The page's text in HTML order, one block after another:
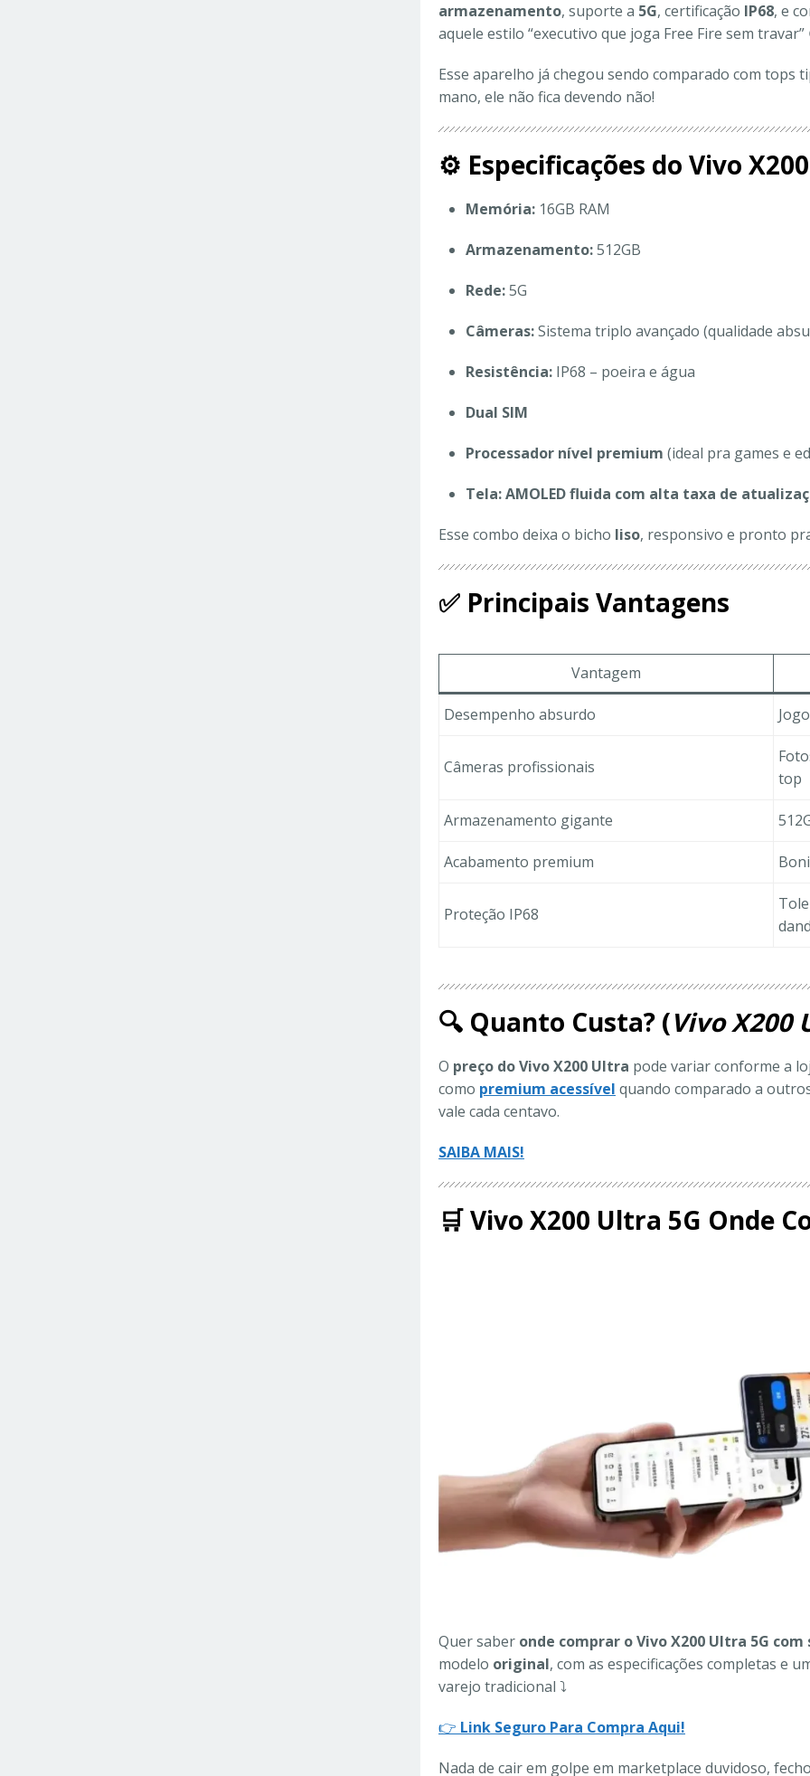
armazenamento, suporte a 5G, certificação IP68, e
aquele estilo “executivo que joga Free Fire sem travar”
Esse aparelho já chegou sendo comparado com tops
mano, ele não fica devendo não!
⚙️ Especificações do Vivo
Memória: 16GB RAM
Armazenamento:512GB
Rede:5G
Câmeras:Sistema triplo avançado (qualidade
Resistência: IP68 – poeira e água
Dual SIM
Processador nível premium (ideal pra games e
Tela: AMOLED fluida com alta taxa de
Esse combo deixa o bicho liso, responsivo e pronto
✅ Principais Vantagens
Vantagem
Desempenho absurdo
Câmeras profissionais
top
Armazenamento gigante
Acabamento premium
Proteção IP68
🔍 Quanto Custa? (Vivo X200
O preço do Vivo X200 Ultra pode variar conforme a
como premium acessível quando comparado a
vale cada centavo.
SAIBA MAIS!
🛒 Vivo X200 Ultra 5G Onde
Quer saber onde comprar o Vivo X200 Ultra 5G com
modelo original, com as especificações completas e
varejo tradicional ⤵️
👉 Link Seguro Para Compra Aqui!
Nada de cair em golpe em marketplace duvidoso,